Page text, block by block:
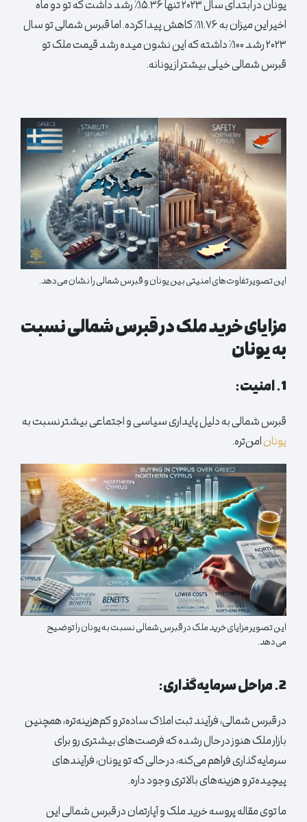
یونان در ابتدای سال ۲۰۲۳ تنها ۱۵.۳۶٪ رشد داشت که تو دو ماه
اخیر این میزان به ۱۱.۷۶٪ کاهش پیدا کرده. اما قبرس شمالی تو سال
۲۰۲۳ رشد ۱۰۰٪ داشته که این نشون میده رشد قیمت ملک تو
قبرس شمالی خیلی بیشتر از یونانه.
این تصویر تفاوت‌های امنیتی بین یونان و قبرس شمالی را نشان می‌دهد.
مزایای خرید ملک در قبرس شمالی نسبت
به یونان
1. امنیت:
قبرس شمالی به دلیل پایداری سیاسی و اجتماعی بیشتر نسبت به
یونانامن‌تره.
این تصویر مزایای خرید ملک در قبرس شمالی نسبت به یونان را توضیح
می‌دهد.
2. مراحل سرمایه‌گذاری:
در قبرس شمالی، فرآیند ثبت املاک ساده‌تر و کم‌هزینه‌تره، همچنین
بازار ملک هنوز در حال رشده که فرصت‌های بیشتری رو برای
سرمایه‌گذاری فراهم می‌کنه، در حالی که تو یونان، فرآیندهای
پیچیده‌تر و هزینه‌های بالاتری وجود داره.
ما توی مقاله پروسه خرید ملک و آپارتمان در قبرس شمالی این